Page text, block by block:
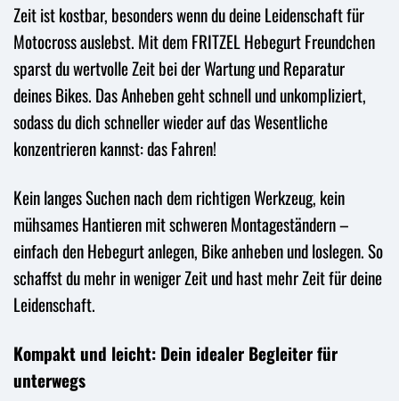
Zeit ist kostbar, besonders wenn du deine Leidenschaft für
Motocross auslebst. Mit dem FRITZEL Hebegurt Freundchen
sparst du wertvolle Zeit bei der Wartung und Reparatur
deines Bikes. Das Anheben geht schnell und unkompliziert,
sodass du dich schneller wieder auf das Wesentliche
konzentrieren kannst: das Fahren!
Kein langes Suchen nach dem richtigen Werkzeug, kein
mühsames Hantieren mit schweren Montageständern –
einfach den Hebegurt anlegen, Bike anheben und loslegen. So
schaffst du mehr in weniger Zeit und hast mehr Zeit für deine
Leidenschaft.
Kompakt und leicht: Dein idealer Begleiter für
unterwegs